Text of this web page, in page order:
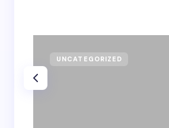
UNCATEGORIZED